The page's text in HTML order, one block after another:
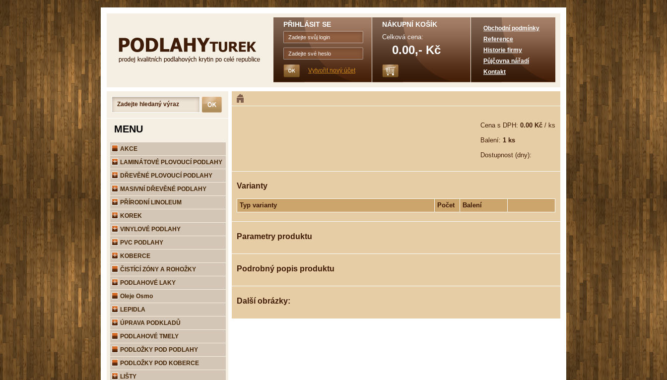
Cena s DPH: 0.00 Kč / ks
Balení: 1 ks
Dostupnost (dny):
Varianty
Typ varianty Počet Balení
Parametry produktu
Podrobný popis produktu
Další obrázky:
PŘIHLÁSIT SE
Vytvořit nový účet
NÁKUPNÍ KOŠÍK
Celková cena:
0.00,- Kč
Obchodní podmínky
Reference
Historie firmy
Půjčovna nářadí
Kontakt
MENU
AKCE
LAMINÁTOVÉ PLOVOUCÍ PODLAHY
DŘEVĚNÉ PLOVOUCÍ PODLAHY
MASIVNÍ DŘEVĚNÉ PODLAHY
PŘÍRODNÍ LINOLEUM
KOREK
VINYLOVÉ PODLAHY
PVC PODLAHY
KOBERCE
ČISTÍCÍ ZÓNY A ROHOŽKY
PODLAHOVÉ LAKY
Oleje Osmo
LEPIDLA
ÚPRAVA PODKLADŮ
PODLAHOVÉ TMELY
PODLOŽKY POD PODLAHY
PODLOŽKY POD KOBERCE
LIŠTY